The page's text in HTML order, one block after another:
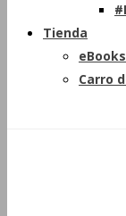
Tienda
eBooks
Carro